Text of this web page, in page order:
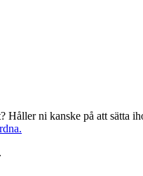
ni kanske på att sätta